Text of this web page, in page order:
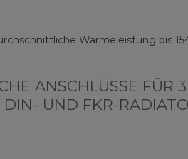
Wärmeleistung bis
ANSCHLÜSSE FÜR 3 V
UND FKR-